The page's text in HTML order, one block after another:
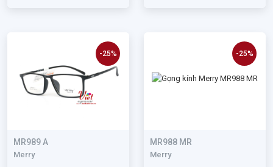
MR989 A
Merry
-25%
MR988 MR
Merry
-25%